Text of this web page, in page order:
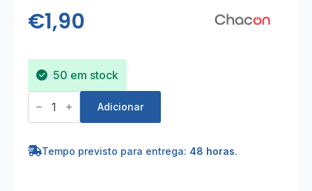
€1,90
50 em stock
Quantidade
de
Pavilhão
Branco
Adicionar
Tempo previsto para entrega: 48 horas.